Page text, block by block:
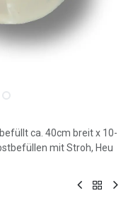
ca. 40cm breit x 10-
mit Stroh, Heu